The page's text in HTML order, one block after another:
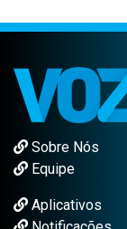
Sobre Nós
Equipe
Aplicativos